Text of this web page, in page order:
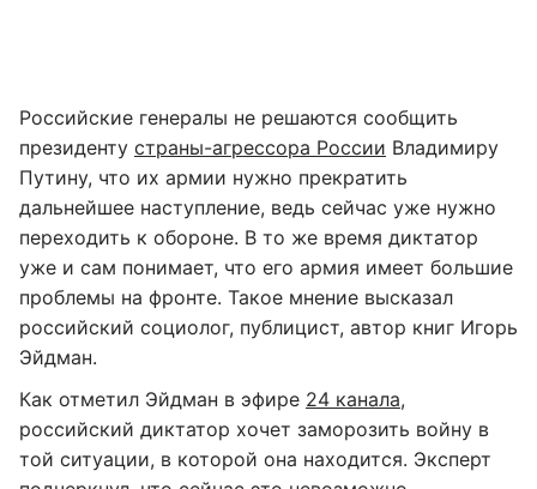
Российские генералы не решаются сообщить
президенту страны-агрессора России Владимиру
Путину, что их армии нужно прекратить
дальнейшее наступление, ведь сейчас уже нужно
переходить к обороне. В то же время диктатор
уже и сам понимает, что его армия имеет большие
проблемы на фронте. Такое мнение высказал
российский социолог, публицист, автор книг Игорь
Эйдман.
Как отметил Эйдман в эфире 24 канала,
российский диктатор хочет заморозить войну в
той ситуации, в которой она находится. Эксперт